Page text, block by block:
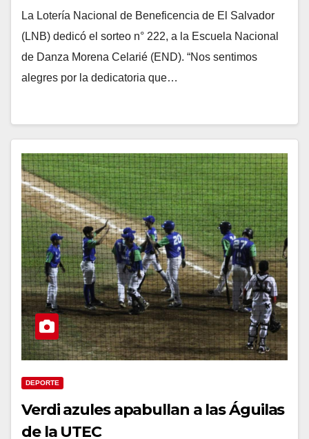
La Lotería Nacional de Beneficencia de El Salvador
(LNB) dedicó el sorteo n° 222, a la Escuela Nacional
de Danza Morena Celarié (END). “Nos sentimos
alegres por la dedicatoria que…
DEPORTE
Verdi azules apabullan a las Águilas
de la UTEC